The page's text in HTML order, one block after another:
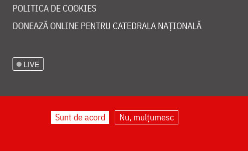
POLITICA DE COOKIES
DONEAZĂ ONLINE PENTRU CATEDRALA NAȚIONALĂ
LIVE
Sunt de acord Nu, mulțumesc